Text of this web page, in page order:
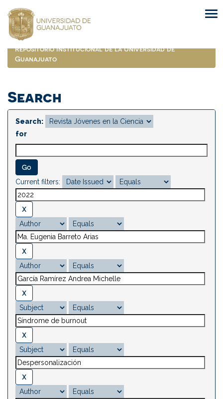
navigation
Repositorio Institucional de la Universidad de
Guanajuato
Search
Search:
for
Current filters: